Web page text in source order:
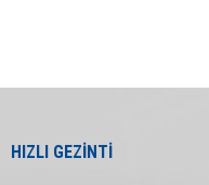
HIZLI GEZİNTİ